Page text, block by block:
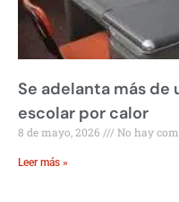
Se adelanta más
escolar por calor
8 de mayo, 2026 No hay
Leer más »